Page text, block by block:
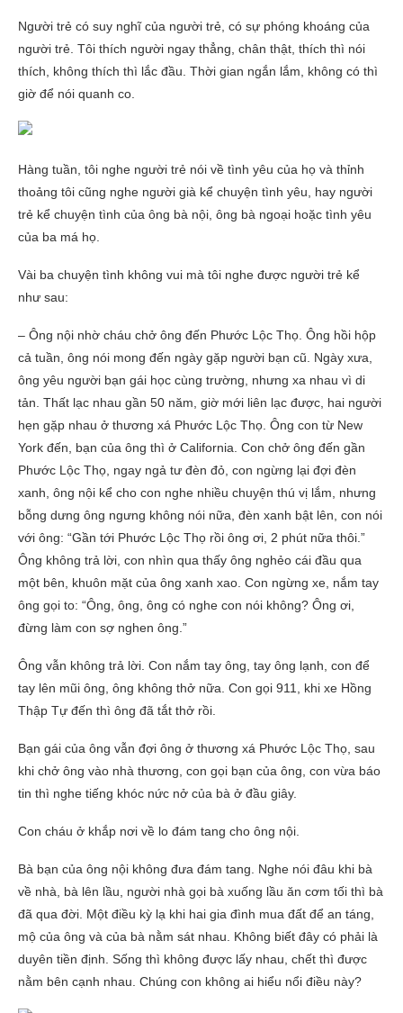
Người trẻ có suy nghĩ của người trẻ, có sự phóng khoáng của
người trẻ. Tôi thích người ngay thẳng, chân thật, thích thì nói
thích, không thích thì lắc đầu. Thời gian ngắn lắm, không có thì
giờ để nói quanh co.
Hàng tuần, tôi nghe người trẻ nói về tình yêu của họ và thỉnh
thoảng tôi cũng nghe người già kể chuyện tình yêu, hay người
trẻ kể chuyện tình của ông bà nội, ông bà ngoại hoặc tình yêu
của ba má họ.
Vài ba chuyện tình không vui mà tôi nghe được người trẻ kể
như sau:
– Ông nội nhờ cháu chở ông đến Phước Lộc Thọ. Ông hồi hộp
cả tuần, ông nói mong đến ngày gặp người bạn cũ. Ngày xưa,
ông yêu người bạn gái học cùng trường, nhưng xa nhau vì di
tản. Thất lạc nhau gần 50 năm, giờ mới liên lạc được, hai người
hẹn gặp nhau ở thương xá Phước Lộc Thọ. Ông con từ New
York đến, bạn của ông thì ở California. Con chở ông đến gần
Phước Lộc Thọ, ngay ngả tư đèn đỏ, con ngừng lại đợi đèn
xanh, ông nội kể cho con nghe nhiều chuyện thú vị lắm, nhưng
bỗng dưng ông ngưng không nói nữa, đèn xanh bật lên, con nói
với ông: “Gần tới Phước Lộc Thọ rồi ông ơi, 2 phút nữa thôi.”
Ông không trả lời, con nhìn qua thấy ông nghẻo cái đầu qua
một bên, khuôn mặt của ông xanh xao. Con ngừng xe, nắm tay
ông gọi to: “Ông, ông, ông có nghe con nói không? Ông ơi,
đừng làm con sợ nghen ông.”
Ông vẫn không trả lời. Con nắm tay ông, tay ông lạnh, con để
tay lên mũi ông, ông không thở nữa. Con gọi 911, khi xe Hồng
Thập Tự đến thì ông đã tắt thở rồi.
Bạn gái của ông vẫn đợi ông ở thương xá Phước Lộc Thọ, sau
khi chở ông vào nhà thương, con gọi bạn của ông, con vừa báo
tin thì nghe tiếng khóc nức nở của bà ở đầu giây.
Con cháu ở khắp nơi về lo đám tang cho ông nội.
Bà bạn của ông nội không đưa đám tang. Nghe nói đâu khi bà
về nhà, bà lên lầu, người nhà gọi bà xuống lầu ăn cơm tối thì bà
đã qua đời. Một điều kỳ lạ khi hai gia đình mua đất để an táng,
mộ của ông và của bà nằm sát nhau. Không biết đây có phải là
duyên tiền định. Sống thì không được lấy nhau, chết thì được
nằm bên cạnh nhau. Chúng con không ai hiểu nổi điều này?